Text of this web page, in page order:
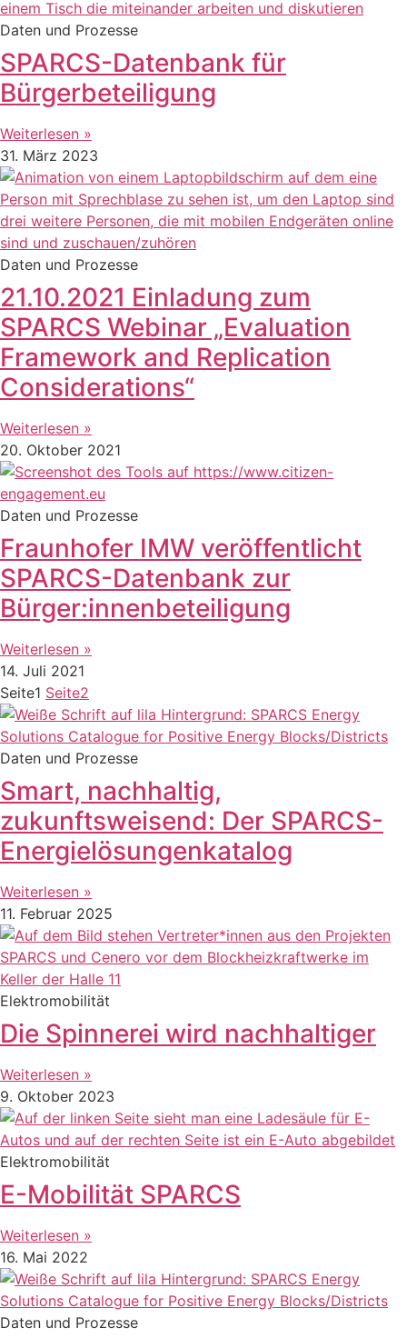
Daten und Prozesse
SPARCS-Datenbank für
Bürgerbeteiligung
Weiterlesen »
31. März 2023
Daten und Prozesse
21.10.2021 Einladung zum
SPARCS Webinar „Evaluation
Framework and Replication
Considerations“
Weiterlesen »
20. Oktober 2021
Daten und Prozesse
Fraunhofer IMW veröffentlicht
SPARCS-Datenbank zur
Bürger:innenbeteiligung
Weiterlesen »
14. Juli 2021
Seite1 Seite2
Daten und Prozesse
Smart, nachhaltig,
zukunftsweisend: Der SPARCS-
Energielösungenkatalog
Weiterlesen »
11. Februar 2025
Elektromobilität
Die Spinnerei wird nachhaltiger
Weiterlesen »
9. Oktober 2023
Elektromobilität
E-Mobilität SPARCS
Weiterlesen »
16. Mai 2022
Daten und Prozesse